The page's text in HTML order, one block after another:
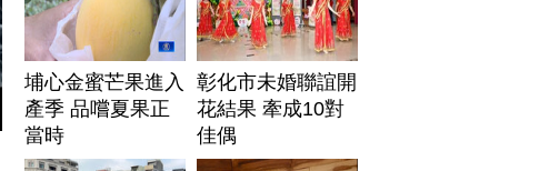
埔心金蜜芒果進入
產季 品嚐夏果正
當時
彰化市未婚聯誼開
花結果 牽成10對
佳偶